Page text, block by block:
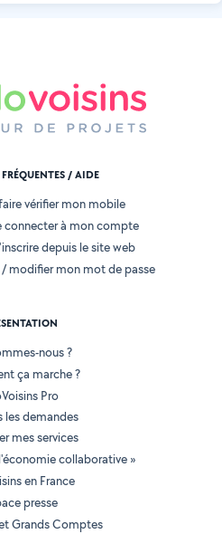
/ AIDE
vérifier mon mobile
connecter à mon compte
depuis le site web
modifier mon mot de passe
nous ?
ça marche ?
Pro
les demandes
mes services
collaborative »
en France
presse
Grands Comptes